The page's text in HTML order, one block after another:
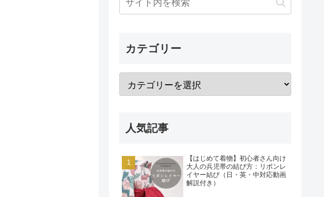
カテゴリー
人気記事
【はじめて着物】初心者さん向け
大人の兵児帯の結び方：リボンレ
イヤー結び（日・英・中対応動画
解説付き）